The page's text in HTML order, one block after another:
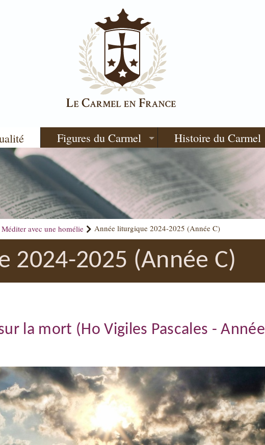
Figures du Carmel Histoire du Carmel
Méditer avec une homélie Année liturgique 2024-2025 (Année C)
2024-2025 (Année C)
la mort (Ho Vigiles Pascales - Année